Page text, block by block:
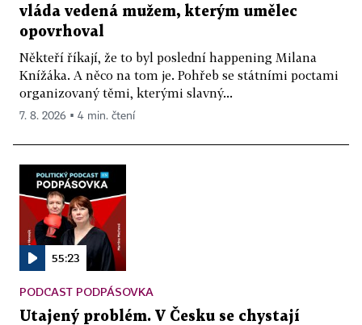
vláda vedená mužem, kterým umělec
opovrhoval
Někteří říkají, že to byl poslední happening Milana
Knížáka. A něco na tom je. Pohřeb se státními poctami
organizovaný těmi, kterými slavný...
7. 8. 2026 ▪ 4 min. čtení
55:23
PODCAST PODPÁSOVKA
Utajený problém. V Česku se chystají